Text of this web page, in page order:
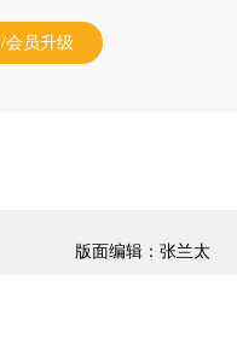
会员升级
版面编辑：张兰太